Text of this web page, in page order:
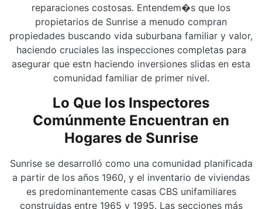
reparaciones costosas. Entendem�s que los
propietarios de Sunrise a menudo compran
propiedades buscando vida suburbana familiar y valor,
haciendo cruciales las inspecciones completas para
asegurar que estn haciendo inversiones slidas en esta
comunidad familiar de primer nivel.
Lo Que los Inspectores
Comúnmente Encuentran en
Hogares de Sunrise
Sunrise se desarrolló como una comunidad planificada
a partir de los años 1960, y el inventario de viviendas
es predominantemente casas CBS unifamiliares
construidas entre 1965 y 1995. Las secciones más